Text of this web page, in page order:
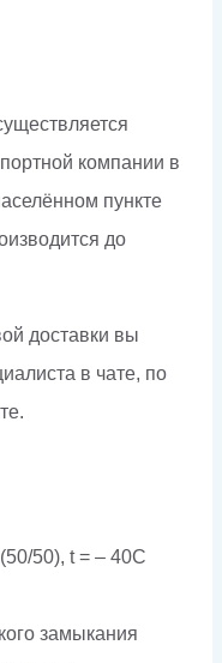
компании в
пункте
до
доставки вы
в чате, по
50), t = – 40C
замыкания